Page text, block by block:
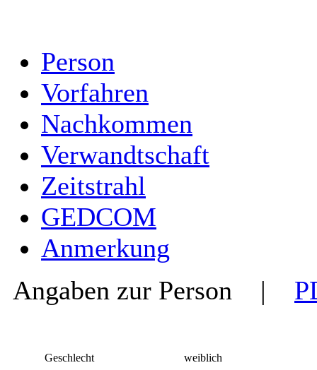
Person
Vorfahren
Nachkommen
Verwandtschaft
Zeitstrahl
GEDCOM
Anmerkung
Angaben zur Person |
Geschlecht
weiblich